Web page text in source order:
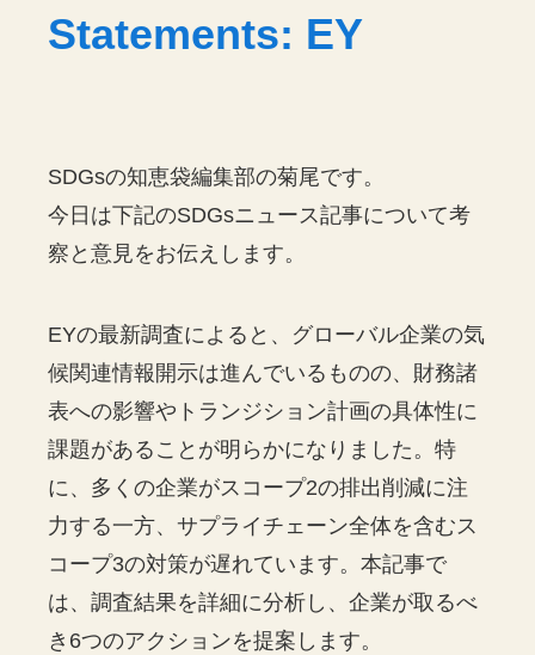
Statements: EY
SDGsの知恵袋編集部の菊尾です。
今日は下記のSDGsニュース記事について考
察と意見をお伝えします。
EYの最新調査によると、グローバル企業の気
候関連情報開示は進んでいるものの、財務諸
表への影響やトランジション計画の具体性に
課題があることが明らかになりました。特
に、多くの企業がスコープ2の排出削減に注
力する一方、サプライチェーン全体を含むス
コープ3の対策が遅れています。本記事で
は、調査結果を詳細に分析し、企業が取るべ
き6つのアクションを提案します。